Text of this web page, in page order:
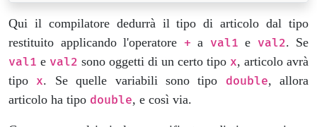
Qui il compilatore dedurrà il tipo di articolo dal tipo
restituito applicando l'operatore + a val1 e val2. Se
val1 e val2 sono oggetti di un certo tipo x, articolo avrà
tipo x. Se quelle variabili sono tipo double, allora
articolo ha tipo double, e così via.